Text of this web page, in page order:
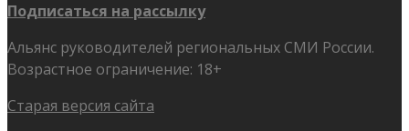
Подписаться на рассылку
Альянс руководителей региональных СМИ России.
Возрастное ограничение: 18+
Старая версия сайта